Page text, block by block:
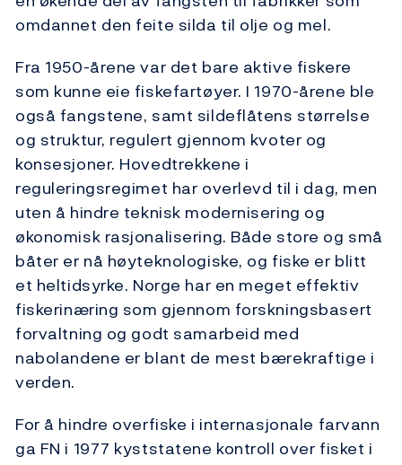
omdannet den feite silda til olje og mel.
Fra 1950-årene var det bare aktive fiskere
som kunne eie fiskefartøyer. I 1970-årene ble
også fangstene, samt sildeflåtens størrelse
og struktur, regulert gjennom kvoter og
konsesjoner. Hovedtrekkene i
reguleringsregimet har overlevd til i dag, men
uten å hindre teknisk modernisering og
økonomisk rasjonalisering. Både store og små
båter er nå høyteknologiske, og fiske er blitt
et heltidsyrke. Norge har en meget effektiv
fiskerinæring som gjennom forskningsbasert
forvaltning og godt samarbeid med
nabolandene er blant de mest bærekraftige i
verden.
For å hindre overfiske i internasjonale farvann
ga FN i 1977 kyststatene kontroll over fisket i